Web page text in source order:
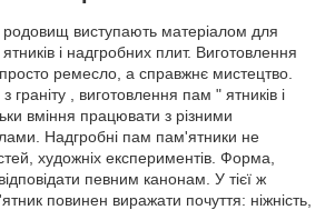
родовищ виступають матеріалом для
і надгробних плит. Виготовлення
ремесло, а справжнє мистецтво.
, виготовлення пам " ятників і
вміння працювати з різними
Надгробні пам пам'ятники не
художніх експериментів. Форма,
певним канонам. У тієї ж
повинен виражати почуття: ніжність,